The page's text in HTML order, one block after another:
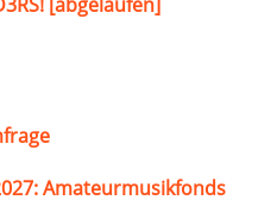
Amateurmusikfonds